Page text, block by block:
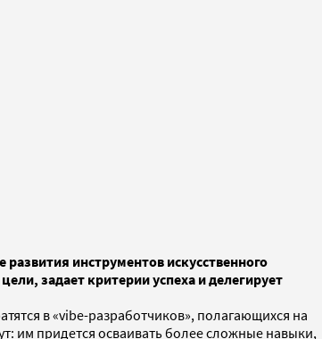
инструментов искусственного
задает критерии успеха и делегирует
в «vibe-разработчиков», полагающихся на
им придется осваивать более сложные навыки,